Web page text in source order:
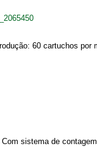
60 cartuchos por
sistema de